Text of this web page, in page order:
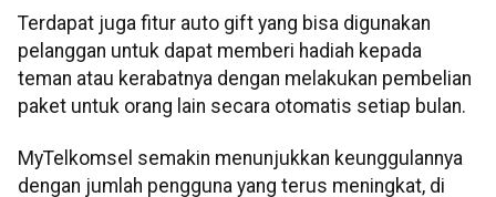
Terdapat juga fitur auto gift yang bisa digunakan
pelanggan untuk dapat memberi hadiah kepada
teman atau kerabatnya dengan melakukan pembelian
paket untuk orang lain secara otomatis setiap bulan.
MyTelkomsel semakin menunjukkan keunggulannya
dengan jumlah pengguna yang terus meningkat, di